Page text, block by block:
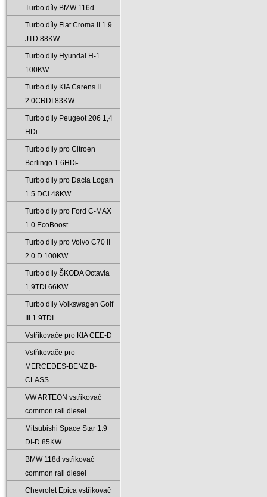
Turbo díly BMW 116d
Turbo díly Fiat Croma II 1.9
JTD 88KW
Turbo díly Hyundai H-1
100KW
Turbo díly KIA Carens II
2‚0CRDI 83KW
Turbo díly Peugeot 206 1‚4
HDi
Turbo díly pro Citroen
Berlingo 1.6HDi̵
Turbo díly pro Dacia Logan
1‚5 DCi 48KW
Turbo díly pro Ford C-MAX
1.0 EcoBoost̵
Turbo díly pro Volvo C70 II
2.0 D 100KW
Turbo díly ŠKODA Octavia
1‚9TDI 66KW
Turbo díly Volkswagen Golf
III 1.9TDI
Vstřikovače pro KIA CEE-D
Vstřikovače pro
MERCEDES-BENZ B-
CLASS
VW ARTEON vstřikovač
common rail diesel
Mitsubishi Space Star 1.9
DI-D 85KW
BMW 118d vstřikovač
common rail diesel
Chevrolet Epica vstřikovač